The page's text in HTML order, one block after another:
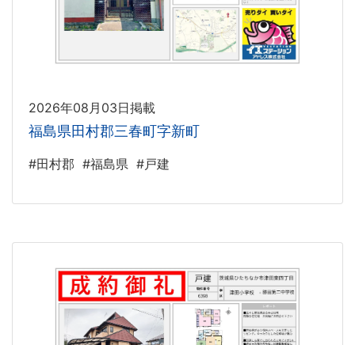
2026年08月03日掲載
福島県田村郡三春町字新町
#田村郡 #福島県 #戸建